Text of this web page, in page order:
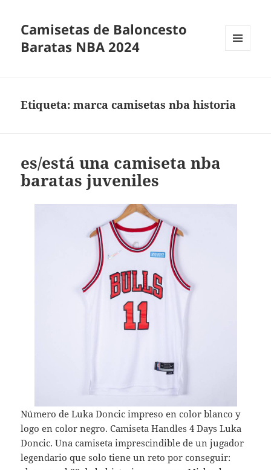
Camisetas de Baloncesto
Baratas NBA 2024
Etiqueta:marca camisetas nba historia
es/está una camiseta nba
baratas juveniles
Número de Luka Doncic impreso en color blanco y
logo en color negro. Camiseta Handles 4 Days Luka
Doncic. Una camiseta imprescindible de un jugador
legendario que solo tiene un reto por conseguir: